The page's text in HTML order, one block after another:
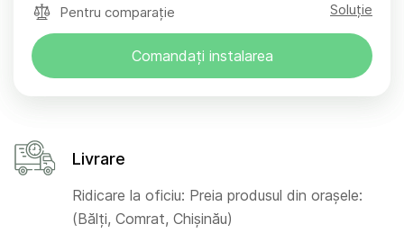
Pentru comparație Soluție
Comandați instalarea
Livrare
Ridicare la oficiu: Preia produsul din orașele:
(Bălți, Comrat, Chișinău)